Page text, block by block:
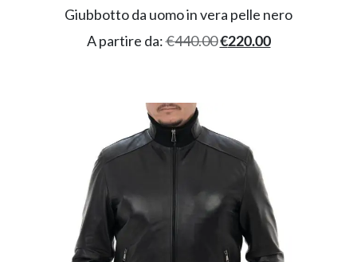
Giubbotto da uomo in vera pelle nero
A partire da:€440.00€220.00